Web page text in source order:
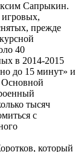
Сапрыкин.
игровых,
прежде
40
в 2014-2015
до 15 минут» и
Основной
тысяч
с
который